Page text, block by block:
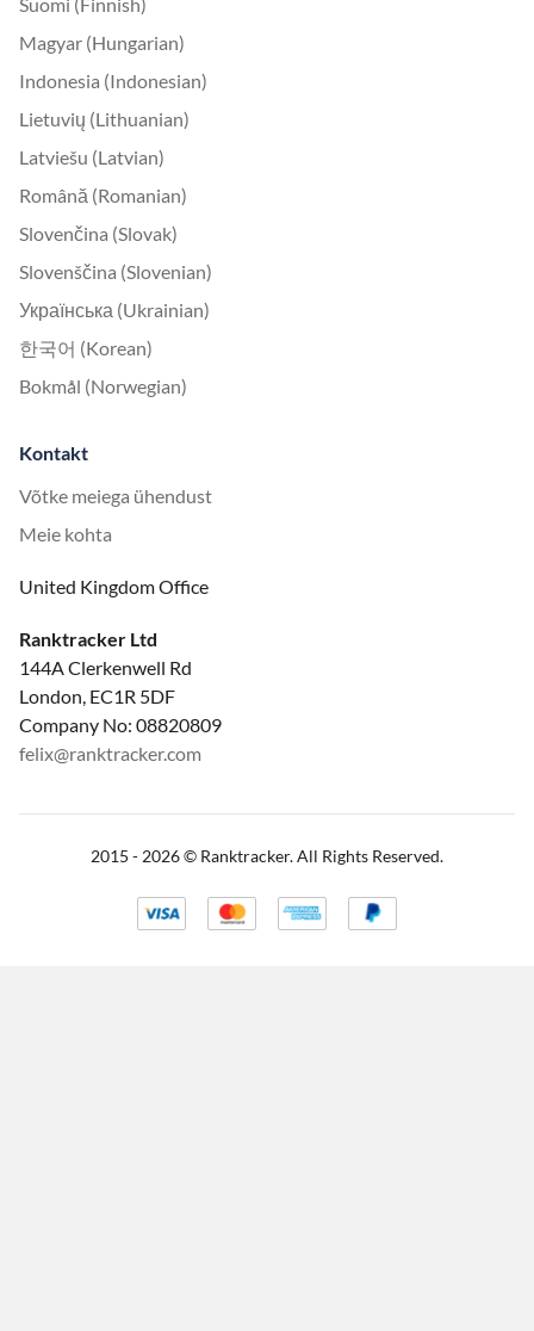
Magyar (Hungarian)
Indonesia (Indonesian)
Lietuvių (Lithuanian)
Latviešu (Latvian)
Română (Romanian)
Slovenčina (Slovak)
Slovenščina (Slovenian)
Українська (Ukrainian)
한국어 (Korean)
Bokmål (Norwegian)
Kontakt
Võtke meiega ühendust
Meie kohta
United Kingdom Office
Ranktracker Ltd
144A Clerkenwell Rd
London, EC1R 5DF
Company No: 08820809
felix@ranktracker.com
2015 - 2026© Ranktracker. All Rights Reserved.